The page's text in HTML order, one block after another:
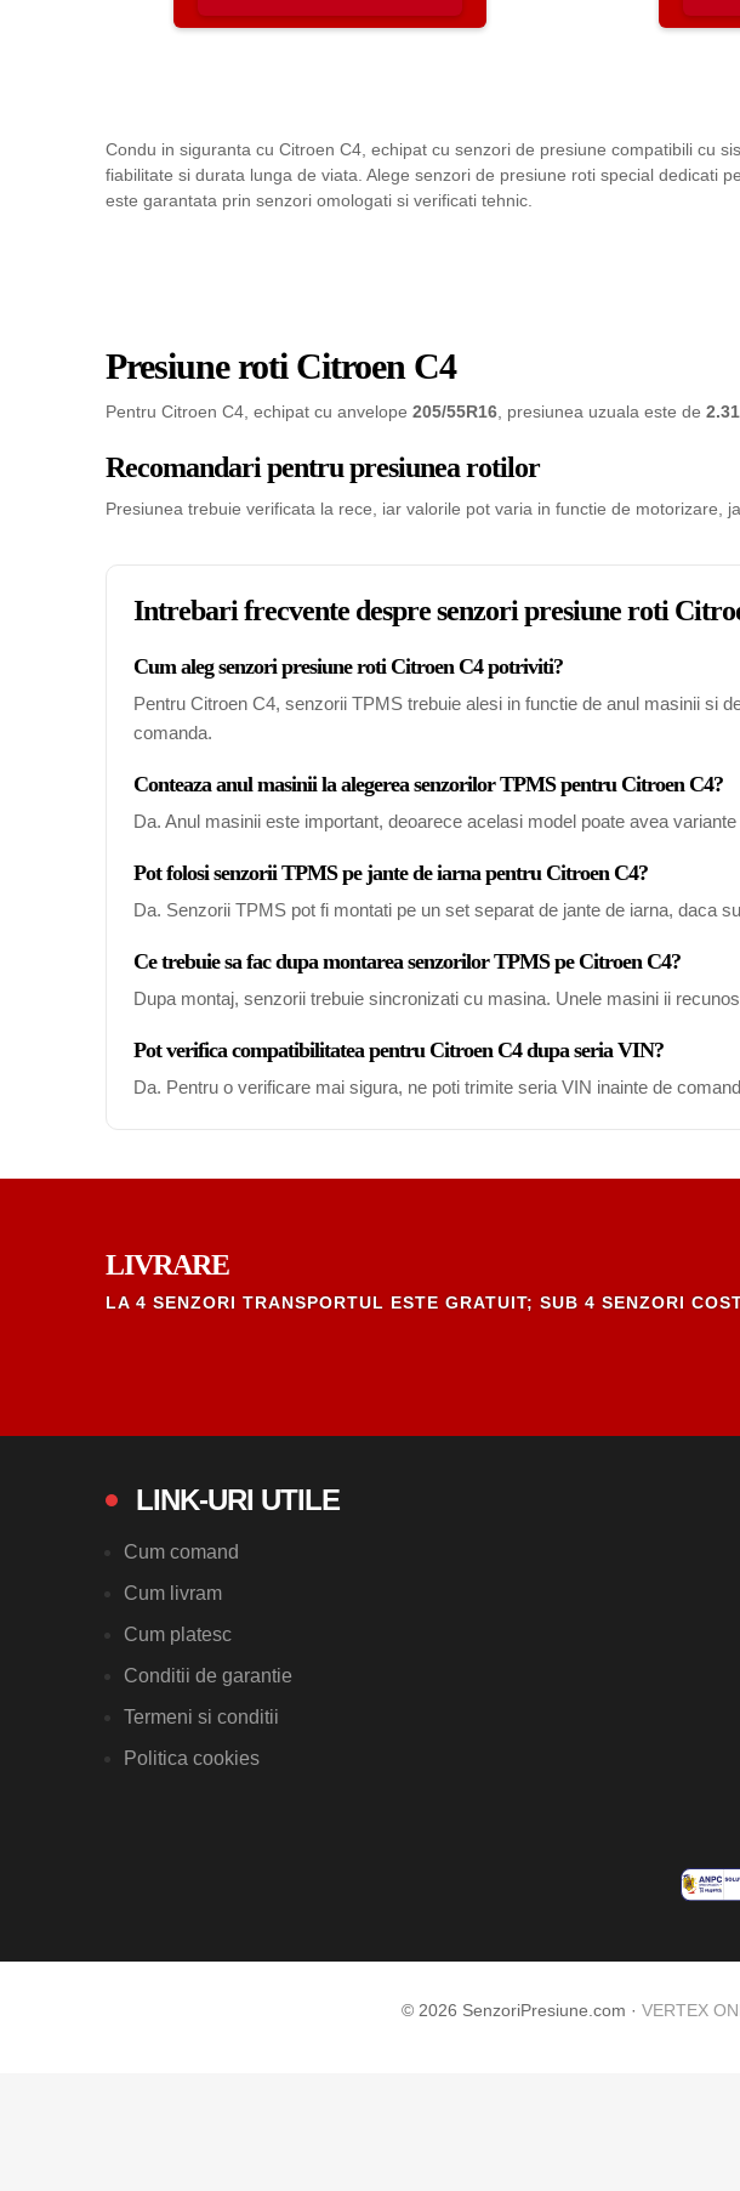
Condu in siguranta cu Citroen C4, echipat cu senzori de presiune compatibili cu
fiabilitate si durata lunga de viata. Alege senzori de presiune roti special dedicati
este garantata prin senzori omologati si verificati tehnic.
Presiune roti Citroen C4
Pentru Citroen C4, echipat cu anvelope 205/55R16, presiunea uzuala este de
Recomandari pentru presiunea rotilor
Presiunea trebuie verificata la rece, iar valorile pot varia in functie de motorizare,
Intrebari frecvente despre senzori presiune roti
Cum aleg senzori presiune roti Citroen C4 potriviti?
Pentru Citroen C4, senzorii TPMS trebuie alesi in functie de anul masinii si
comanda.
Conteaza anul masinii la alegerea senzorilor TPMS pentru Citroen C4?
Da. Anul masinii este important, deoarece acelasi model poate avea
Pot folosi senzorii TPMS pe jante de iarna pentru Citroen C4?
Da. Senzorii TPMS pot fi montati pe un set separat de jante de iarna, daca
Ce trebuie sa fac dupa montarea senzorilor TPMS pe Citroen C4?
Dupa montaj, senzorii trebuie sincronizati cu masina. Unele masini ii
Pot verifica compatibilitatea pentru Citroen C4 dupa seria VIN?
Da. Pentru o verificare mai sigura, ne poti trimite seria VIN inainte de
LIVRARE
LA 4 SENZORI TRANSPORTUL ESTE GRATUIT; SUB 4 SENZORI
LINK-URI UTILE
Cum comand
Cum livram
Cum platesc
Conditii de garantie
Termeni si conditii
Politica cookies
© 2026 SenzoriPresiune.com · VERTEX